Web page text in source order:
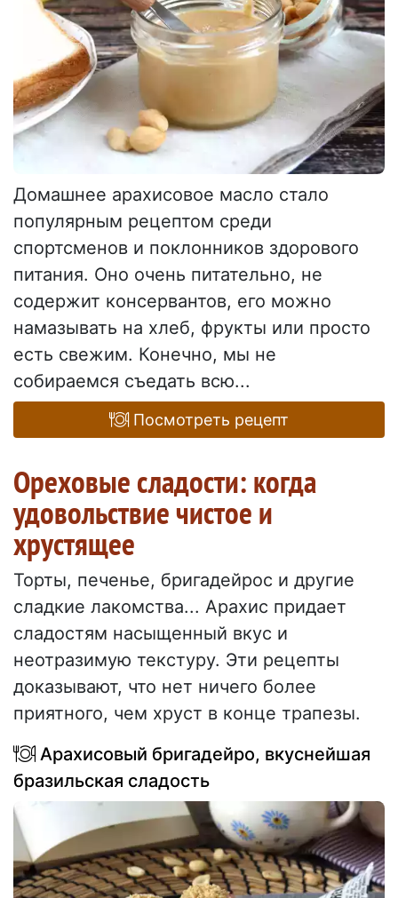
Домашнее арахисовое масло стало
популярным рецептом среди
спортсменов и поклонников здорового
питания. Оно очень питательно, не
содержит консервантов, его можно
намазывать на хлеб, фрукты или просто
есть свежим. Конечно, мы не
собираемся съедать всю...
Посмотреть рецепт
Ореховые сладости: когда
удовольствие чистое и
хрустящее
Торты, печенье, бригадейрос и другие
сладкие лакомства... Арахис придает
сладостям насыщенный вкус и
неотразимую текстуру. Эти рецепты
доказывают, что нет ничего более
приятного, чем хруст в конце трапезы.
Арахисовый бригадейро, вкуснейшая
бразильская сладость